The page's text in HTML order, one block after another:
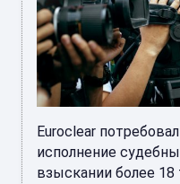
Euroclear
исполнение
взыскании более 18